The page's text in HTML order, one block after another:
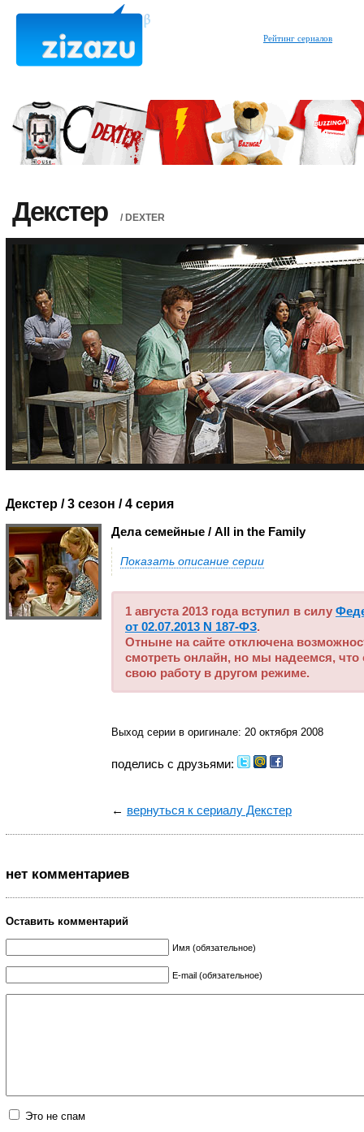
Рейтинг сериалов
Декстер / DEXTER
Декстер / 3 сезон / 4 серия
Дела семейные / All in the Family
Показать описание серии
1 августа 2013 года вступил в силу
от 02.07.2013 N 187-ФЗ.
Отныне на сайте отключена
смотреть онлайн, но мы надеемся, что
свою работу в другом режиме.
Выход серии в оригинале: 20 октября 2008
поделись с друзьями:
← вернуться к сериалу Декстер
нет комментариев
Оставить комментарий
Имя (обязательное)
E-mail (обязательное)
Это не спам